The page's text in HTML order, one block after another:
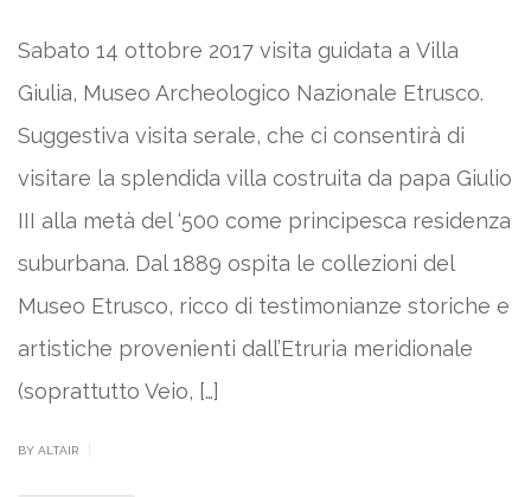
Sabato 14 ottobre 2017 visita guidata a Villa
Giulia, Museo Archeologico Nazionale Etrusco.
Suggestiva visita serale, che ci consentirà di
visitare la splendida villa costruita da papa Giulio
III alla metà del ‘500 come principesca residenza
suburbana. Dal 1889 ospita le collezioni del
Museo Etrusco, ricco di testimonianze storiche e
artistiche provenienti dall’Etruria meridionale
(soprattutto Veio, […]
BY ALTAIR